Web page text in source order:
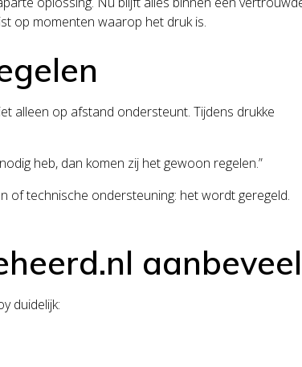
op momenten waarop het druk is.
alleen op afstand ondersteunt. Tijdens drukke
heb, dan komen zij het gewoon regelen.”
of technische ondersteuning: het wordt geregeld.
duidelijk: